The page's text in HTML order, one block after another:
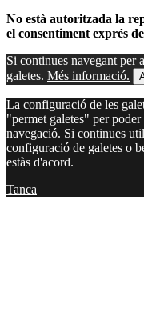
No està autoritzada la
el consentiment exprés
Si continues navegant per
galetes. Més informació.
La configuració de les
"permet galetes" per
navegació. Si continues
configuració de galetes o
estàs d'acord.
Tanca